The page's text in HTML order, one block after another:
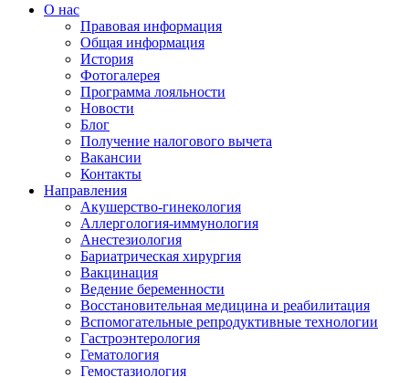
О нас
Правовая информация
Общая информация
История
Фотогалерея
Программа лояльности
Новости
Блог
Получение налогового вычета
Вакансии
Контакты
Направления
Акушерство-гинекология
Аллергология-иммунология
Анестезиология
Бариатрическая хирургия
Вакцинация
Ведение беременности
Восстановительная медицина и реабилитация
Вспомогательные репродуктивные технологии
Гастроэнтерология
Гематология
Гемостазиология